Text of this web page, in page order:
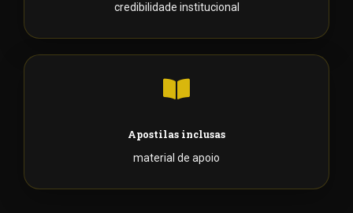
credibilidade institucional
Apostilas inclusas
material de apoio